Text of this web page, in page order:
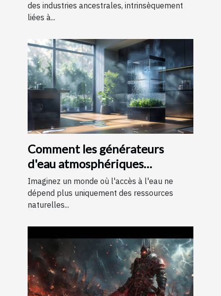
des industries ancestrales, intrinsèquement
liées à...
Comment les générateurs
d'eau atmosphériques
favorisent l'autonomie en eau
Imaginez un monde où l'accès à l'eau ne
dépend plus uniquement des ressources
naturelles...